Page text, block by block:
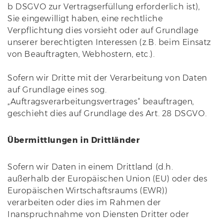
b DSGVO zur Vertragserfüllung erforderlich ist),
Sie eingewilligt haben, eine rechtliche
Verpflichtung dies vorsieht oder auf Grundlage
unserer berechtigten Interessen (z.B. beim Einsatz
von Beauftragten, Webhostern, etc.).
Sofern wir Dritte mit der Verarbeitung von Daten
auf Grundlage eines sog.
„Auftragsverarbeitungsvertrages“ beauftragen,
geschieht dies auf Grundlage des Art. 28 DSGVO.
Übermittlungen in Drittländer
Sofern wir Daten in einem Drittland (d.h.
außerhalb der Europäischen Union (EU) oder des
Europäischen Wirtschaftsraums (EWR))
verarbeiten oder dies im Rahmen der
Inanspruchnahme von Diensten Dritter oder